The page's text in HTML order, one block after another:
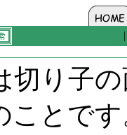
切り子
ことで